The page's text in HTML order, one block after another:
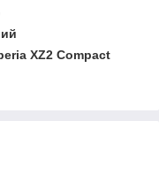
XZ2 Compact